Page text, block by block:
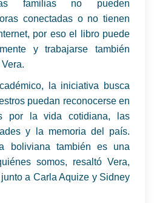
familias no pueden
conectadas o no tienen
por eso el libro puede
y trabajarse también
la iniciativa busca
puedan reconocerse en
por la vida cotidiana, las
y la memoria del país.
boliviana también es una
somos, resaltó Vera,
a Carla Aquize y Sidney